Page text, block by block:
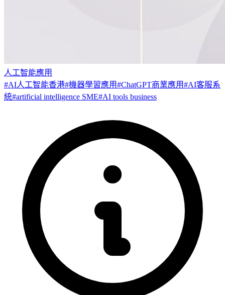
人工智能應用
#AI人工智能香港#機器學習應用#ChatGPT商業應用#AI客服系
統#artificial intelligence SME#AI tools business